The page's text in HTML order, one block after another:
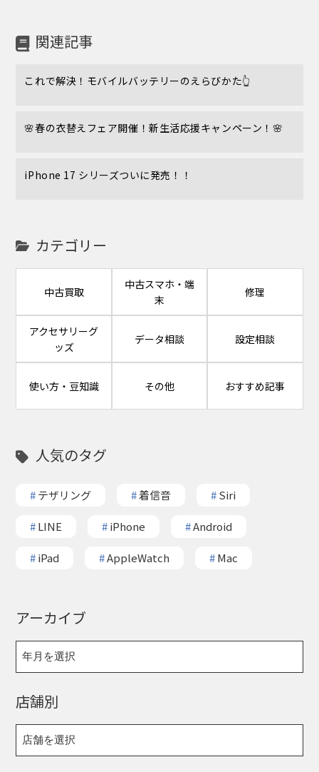
関連記事
これで解決！モバイルバッテリーのえらびかた👆️
🌸春の衣替えフェア開催！新生活応援キャンペーン！🌸
iPhone 17 シリーズついに発売！！
カテゴリー
中古買取
中古スマホ・端
末
修理
アクセサリーグ
ッズ
データ相談 設定相談
使い方・豆知識 その他 おすすめ記事
人気のタグ
#テザリング #着信音 #Siri
#LINE #iPhone #Android
#iPad #AppleWatch #Mac
アーカイブ
店舗別